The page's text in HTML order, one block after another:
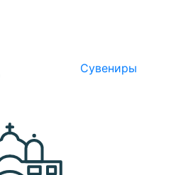
Сувениры